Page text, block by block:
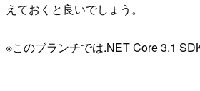
えておくと良いでしょう。
※このブランチでは.NET Core 3.1